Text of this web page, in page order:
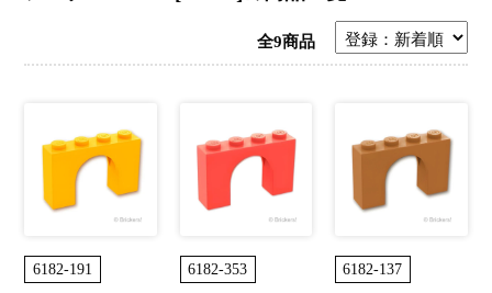
全9商品
6182-191 6182-353 6182-137